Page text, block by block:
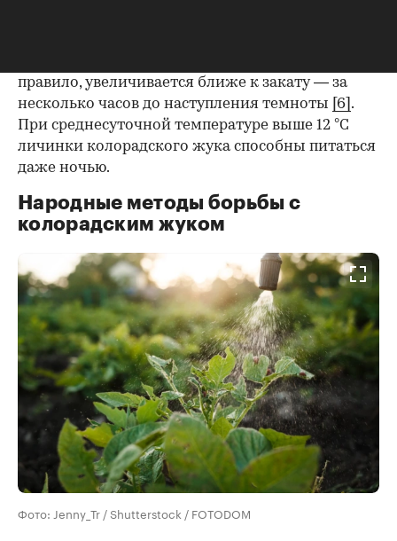
правило, увеличивается ближе к закату — за
несколько часов до наступления темноты
[6] .
При среднесуточной температуре выше 12 °С
личинки колорадского жука способны питаться
даже ночью.
Народные методы борьбы с
колорадским жуком
Фото: Jenny_Tr / Shutterstock / FOTODOM